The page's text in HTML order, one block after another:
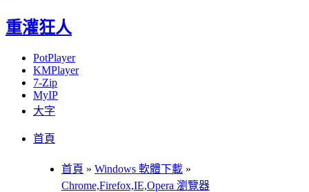
重灌狂人
PotPlayer
KMPlayer
7-Zip
MyIP
大字
首頁
首頁 » Windows 軟體下載 »
Chrome,Firefox,IE,Opera 瀏覽器